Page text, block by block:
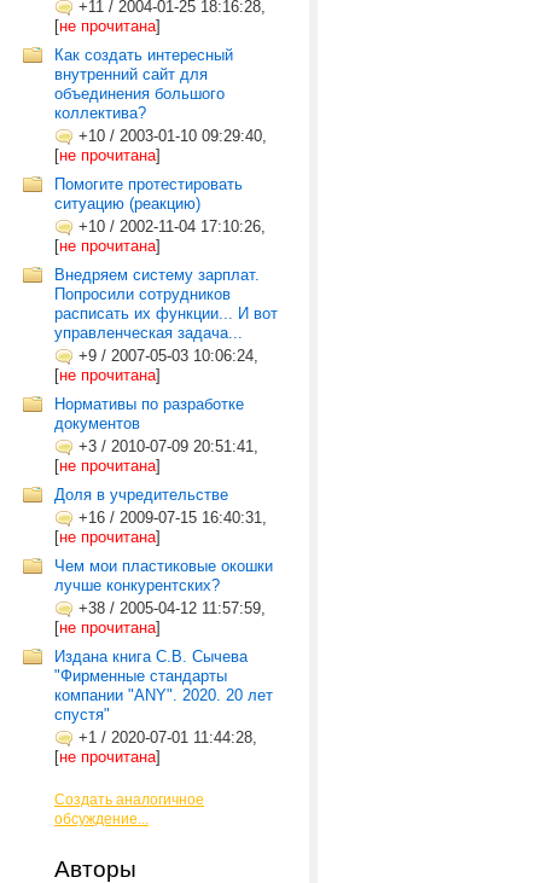
+11 / 2004-01-25 18:16:28,
[не прочитана]
Как создать интересный
внутренний сайт для
объединения большого
коллектива?
+10 / 2003-01-10 09:29:40,
[не прочитана]
Помогите протестировать
ситуацию (реакцию)
+10 / 2002-11-04 17:10:26,
[не прочитана]
Внедряем систему зарплат.
Попросили сотрудников
расписать их функции... И вот
управленческая задача...
+9 / 2007-05-03 10:06:24,
[не прочитана]
Нормативы по разработке
документов
+3 / 2010-07-09 20:51:41,
[не прочитана]
Доля в учредительстве
+16 / 2009-07-15 16:40:31,
[не прочитана]
Чем мои пластиковые окошки
лучше конкурентских?
+38 / 2005-04-12 11:57:59,
[не прочитана]
Издана книга С.В. Сычева
"Фирменные стандарты
компании "ANY". 2020. 20 лет
спустя"
+1 / 2020-07-01 11:44:28,
[не прочитана]
Создать аналогичное
обсуждение...
Авторы